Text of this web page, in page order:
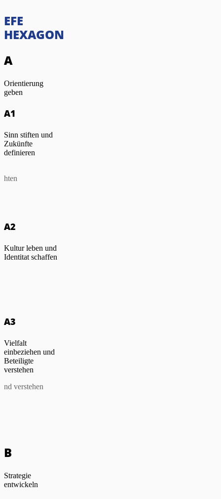
EFE
HEXAGON
A
Orientierung
geben
A1
Sinn stiften und
Zukünfte
definieren
A2
Kultur leben und
Identitat schaffen
A3
Vielfalt
einbeziehen und
Beteiligte
verstehen
verstehen
B
Strategie
entwickeln